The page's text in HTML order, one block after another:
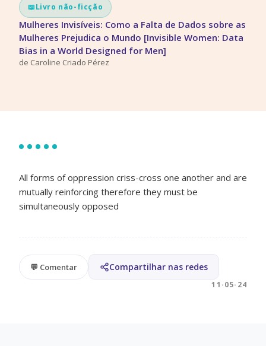
📖Livro não-ficção
Mulheres Invisíveis: Como a Falta de Dados sobre as
Mulheres Prejudica o Mundo [Invisible Women: Data
Bias in a World Designed for Men]
de Caroline Criado Pérez
All forms of oppression criss-cross one another and are
mutually reinforcing therefore they must be
simultaneously opposed
💬 Comentar Compartilhar nas redes
11·05·24